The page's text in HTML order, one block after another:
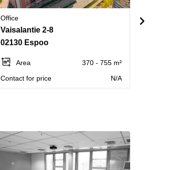
Office
Vaisalantie 2-8
02130 Espoo
Area
370 - 755 m²
Contact for price
N/A